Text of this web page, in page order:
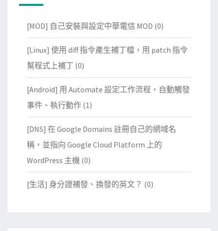
[MOD] 自己安裝與設定中華電信 MOD (0)
[Linux] 使用 diff 指令產生補丁檔，用 patch 指令
幫程式上補丁 (0)
[Android] 用 Automate 設定工作流程，自動觸發
事件、執行動作 (1)
[DNS] 在 Google Domains 註冊自己的網域名
稱，並指向 Google Cloud Platform 上的
WordPress 主機 (0)
[生活] 身分證補發、換發的英文？ (0)